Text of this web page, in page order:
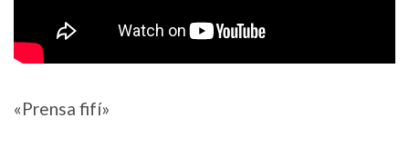
«Prensa fifí»